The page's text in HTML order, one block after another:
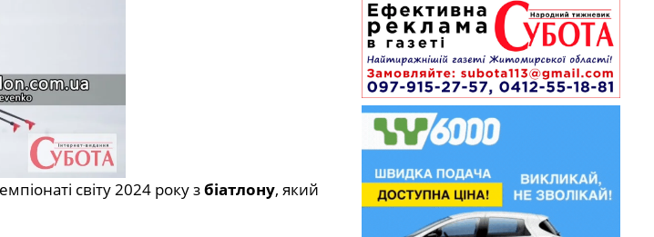
світу 2024 року збіатлону, який